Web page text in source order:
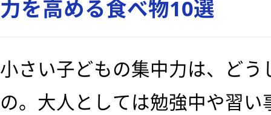
力を高める食べ物10選
小さい子どもの集中力は、ど
の。大人としては勉強中や習